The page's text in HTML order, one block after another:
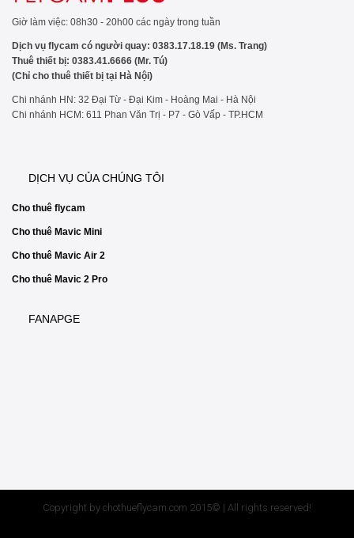
Giờ làm việc: 08h30 - 20h00 các ngày trong tuần
Dịch vụ flycam có người quay: 0383.17.18.19 (Ms. Trang)
Thuê thiết bị: 0383.41.6666 (Mr. Tú)
(Chỉ cho thuê thiết bị tại Hà Nội)
Chi nhánh HN: 32 Đại Từ - Đại Kim - Hoàng Mai - Hà Nội
Chi nhánh HCM: 611 Phan Văn Trị - P7 - Gò Vấp - TP.HCM
DỊCH VỤ CỦA CHÚNG TÔI
Cho thuê flycam
Cho thuê Mavic Mini
Cho thuê Mavic Air 2
Cho thuê Mavic 2 Pro
FANAPGE
Copyright by chothueflycam.com 2015© | All rights reserved!